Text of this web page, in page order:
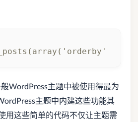
WordPress主题中被使用得最为
主题中内建这些功能其
用这些简单的代码不仅让主题需